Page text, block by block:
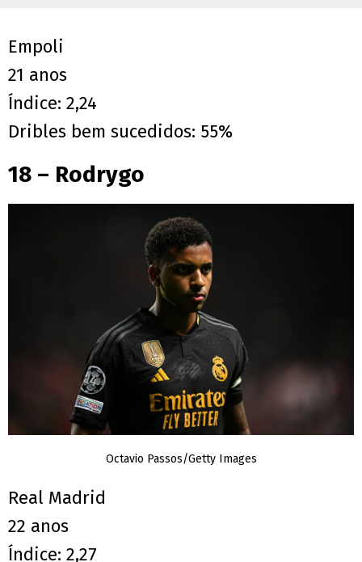
Empoli
21 anos
Índice: 2,24
Dribles bem sucedidos: 55%
18 – Rodrygo
Octavio Passos/Getty Images
Real Madrid
22 anos
Índice: 2,27